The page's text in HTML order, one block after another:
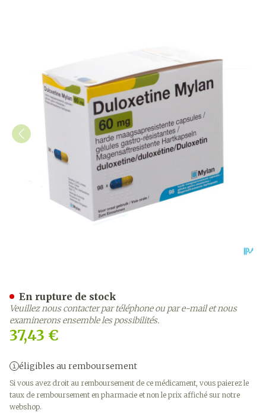
37,43 €
éligibles au remboursement
Si vous avez droit au remboursement de ce médicament, vous paierez le
taux de remboursement en pharmacie et non le prix affiché sur notre
webshop.
En rupture de stock
Veuillez nous contacter par téléphone ou par e-mail et nous
examinerons ensemble les possibilités.